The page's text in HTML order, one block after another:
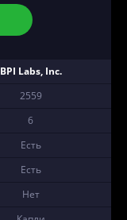
BPI Labs, Inc.
2559
6
Есть
Есть
Нет